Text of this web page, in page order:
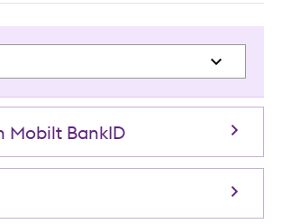
Mobilt BankID